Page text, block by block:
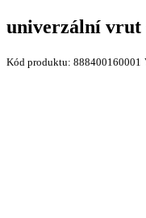
univerzální vrut
Kód produktu: 888400160001